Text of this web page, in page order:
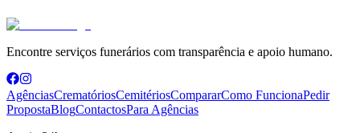
Encontre serviços funerários com transparência e apoio humano.
AgênciasCrematóriosCemitériosCompararComo FuncionaPedir
PropostaBlogContactosPara Agências